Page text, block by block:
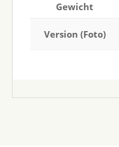
Gewicht
Version (Foto)